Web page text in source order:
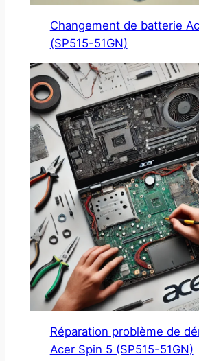
Changement de batterie
(SP515-51GN)
Réparation problème de
Acer Spin 5 (SP515-51GN)